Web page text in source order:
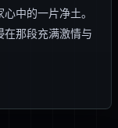
中的一片净土。
在那段充满激情与